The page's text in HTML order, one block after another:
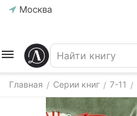
Москва
Главная / Серии книг / 7-11 /